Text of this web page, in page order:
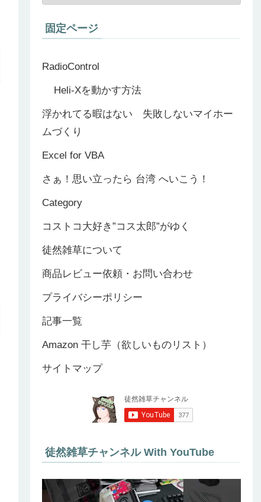
固定ページ
RadioControl
Heli-Xを動かす方法
浮かれてる暇はない 失敗しないマイホー
ムづくり
Excel for VBA
さぁ！思い立ったら 台湾 へいこう！
Category
コストコ大好き”コス太郎”がゆく
徒然雑草について
商品レビュー依頼・お問い合わせ
プライバシーポリシー
記事一覧
Amazon 干し芋（欲しいものリスト）
サイトマップ
徒然雑草チャンネル With YouTube